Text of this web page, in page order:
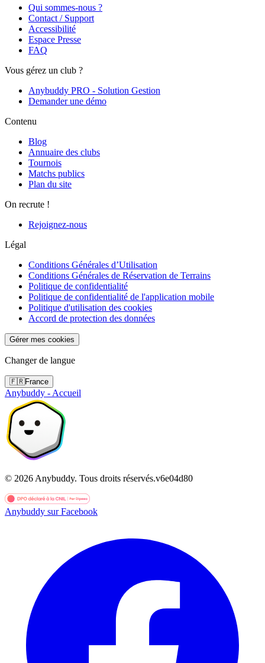
Qui sommes-nous ?
Contact / Support
Accessibilité
Espace Presse
FAQ
Vous gérez un club ?
Anybuddy PRO - Solution Gestion
Demander une démo
Contenu
Blog
Annuaire des clubs
Tournois
Matchs publics
Plan du site
On recrute !
Rejoignez-nous
Légal
Conditions Générales d’Utilisation
Conditions Générales de Réservation de Terrains
Politique de confidentialité
Politique de confidentialité de l'application mobile
Politique d'utilisation des cookies
Accord de protection des données
Gérer mes cookies
Changer de langue
🇫🇷France
Anybuddy - Accueil
© 2026 Anybuddy. Tous droits réservés.v6e04d80
Anybuddy sur Facebook